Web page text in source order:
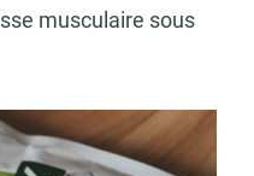
musculaire sous